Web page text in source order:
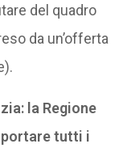
del quadro
da un’offerta
la Regione
portare tutti i